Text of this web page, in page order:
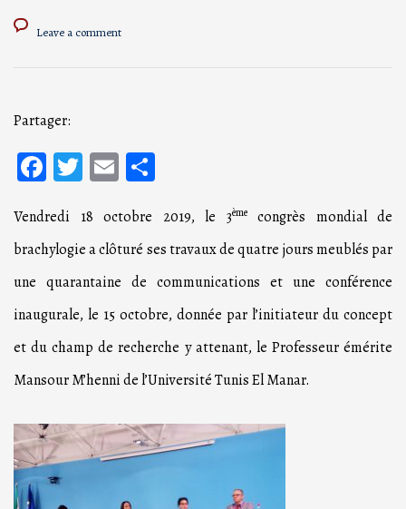
Leave a comment
Partager:
Facebook
Twitter
Email
Vendredi 18 octobre 2019, le 3èmecongrès mondial de
brachylogie a clôturé ses travaux de quatre jours meublés par
une quarantaine de communications et une conférence
inaugurale, le 15 octobre, donnée par l’initiateur du concept
et du champ de recherche y attenant, le Professeur émérite
Mansour M’henni de l’Université Tunis El Manar.